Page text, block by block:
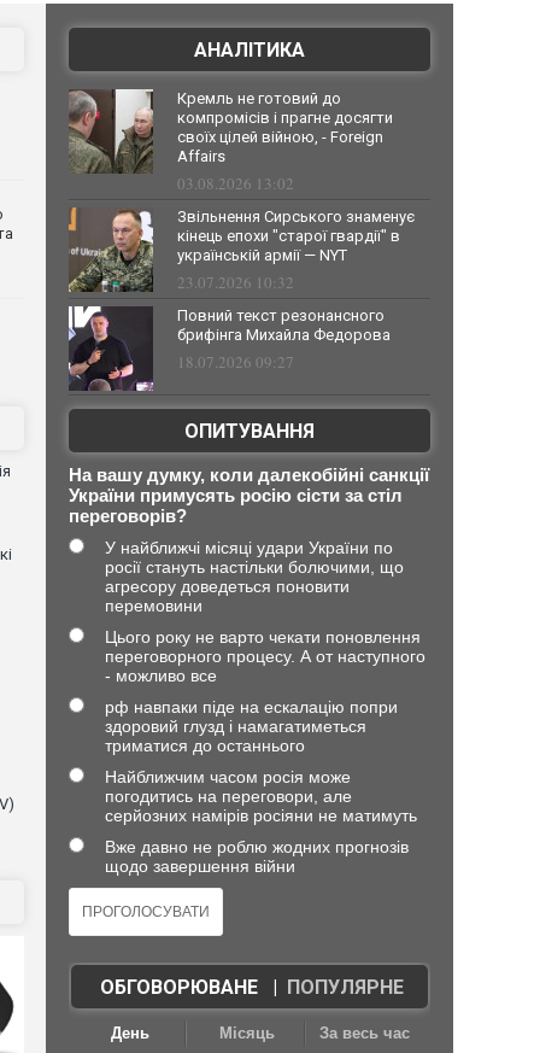
АНАЛІТИКА
Кремль не готовий до
компромісів і прагне досягти
своїх цілей війною, - Foreign
Affairs
03.08.2026 13:02
Звільнення Сирського знаменує
кінець епохи "старої гвардії" в
українській армії — NYT
23.07.2026 10:32
Повний текст резонансного
брифінга Михайла Федорова
18.07.2026 09:27
ОПИТУВАННЯ
На вашу думку, коли далекобійні санкції
України примусять росію сісти за стіл
переговорів?
У найближчі місяці удари України по
росії стануть настільки болючими, що
агресору доведеться поновити
перемовини
Цього року не варто чекати поновлення
переговорного процесу. А от наступного
- можливо все
рф навпаки піде на ескалацію попри
здоровий глузд і намагатиметься
триматися до останнього
Найближчим часом росія може
погодитись на переговори, але
серйозних намірів росіяни не матимуть
Вже давно не роблю жодних прогнозів
щодо завершення війни
ОБГОВОРЮВАНЕ| ПОПУЛЯРНЕ
День Місяць За весь час